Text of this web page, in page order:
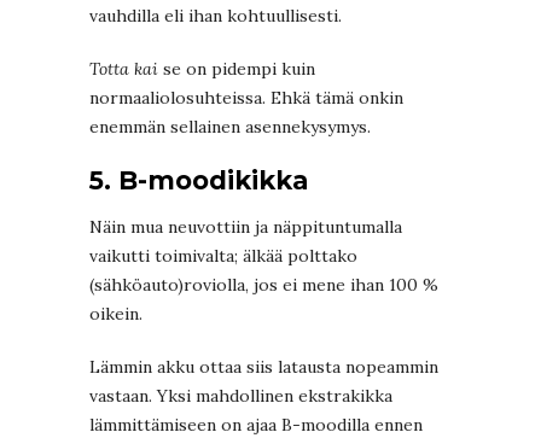
vauhdilla eli ihan kohtuullisesti.
Totta kai se on pidempi kuin
normaaliolosuhteissa. Ehkä tämä onkin
enemmän sellainen asennekysymys.
5. B-moodikikka
Näin mua neuvottiin ja näppituntumalla
vaikutti toimivalta; älkää polttako
(sähköauto)roviolla, jos ei mene ihan 100 %
oikein.
Lämmin akku ottaa siis latausta nopeammin
vastaan. Yksi mahdollinen ekstrakikka
lämmittämiseen on ajaa B-moodilla ennen